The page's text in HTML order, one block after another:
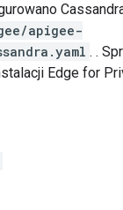
apigee-
. .
Edge for